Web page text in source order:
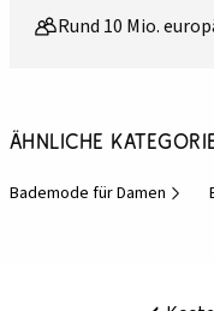
Rund 10 Mio.
Ähnliche
Bademode für Damen